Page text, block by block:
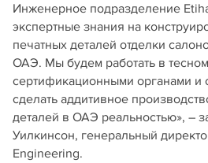
Инженерное подразделение
экспертные знания на
печатных деталей отделки
ОАЭ. Мы будем работать в
сертификационными органами и
сделать аддитивное
деталей в ОАЭ реальностью», –
Уилкинсон, генеральный
Engineering.